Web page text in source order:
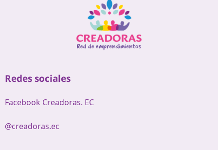
Redes sociales
Facebook Creadoras. EC
@creadoras.ec